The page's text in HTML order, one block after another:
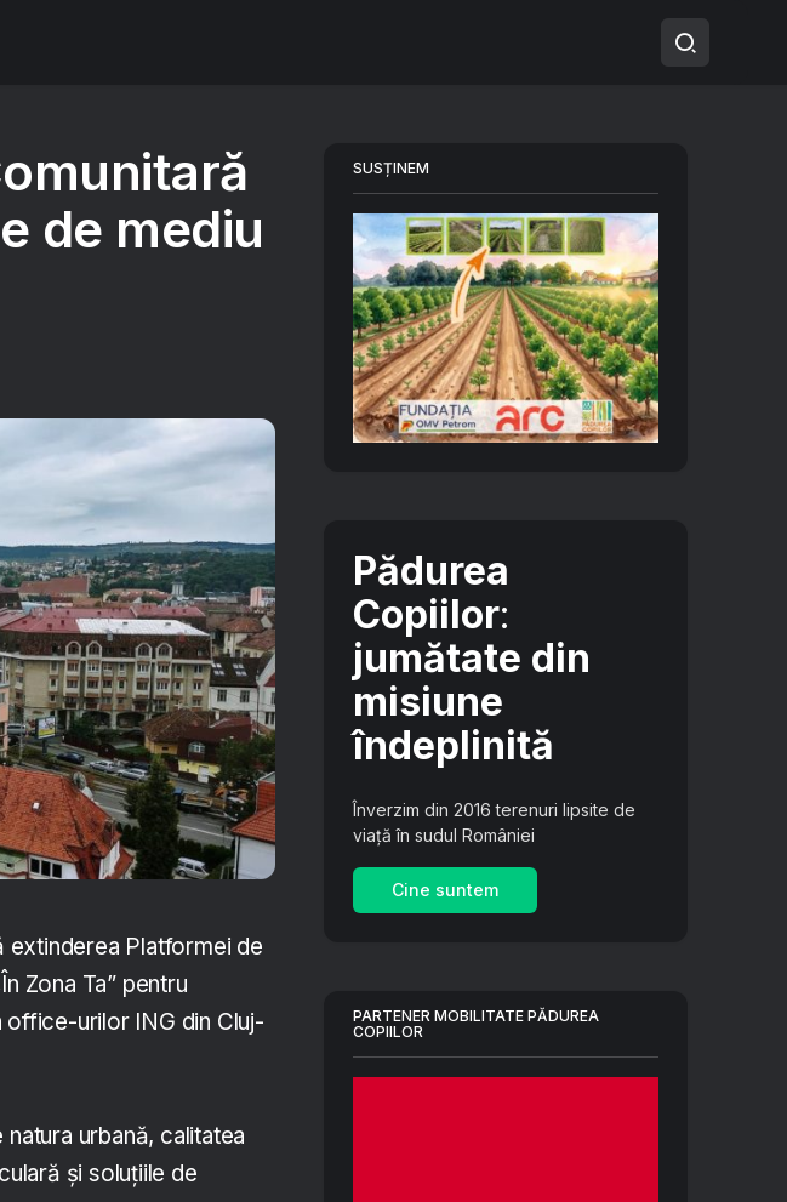
de mediu
extinderea Platformei de
Zona Ta” pentru
urilor ING din Cluj-
urbană, calitatea
și soluțiile de
SUSȚINEM
Pădurea
Copiilor:
jumătate din
misiune
îndeplinită
Înverzim din 2016 terenuri lipsite de
viață în sudul României
Cine suntem
PARTENER MOBILITATE PĂDUREA
COPIILOR